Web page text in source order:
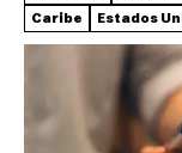
Caribe
Estados